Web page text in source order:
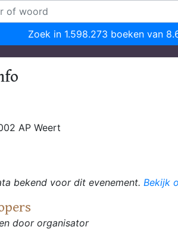
Zoek in 1.598.273 boeken van
AP Weert
bekend voor dit evenement. Bekijk
door organisator